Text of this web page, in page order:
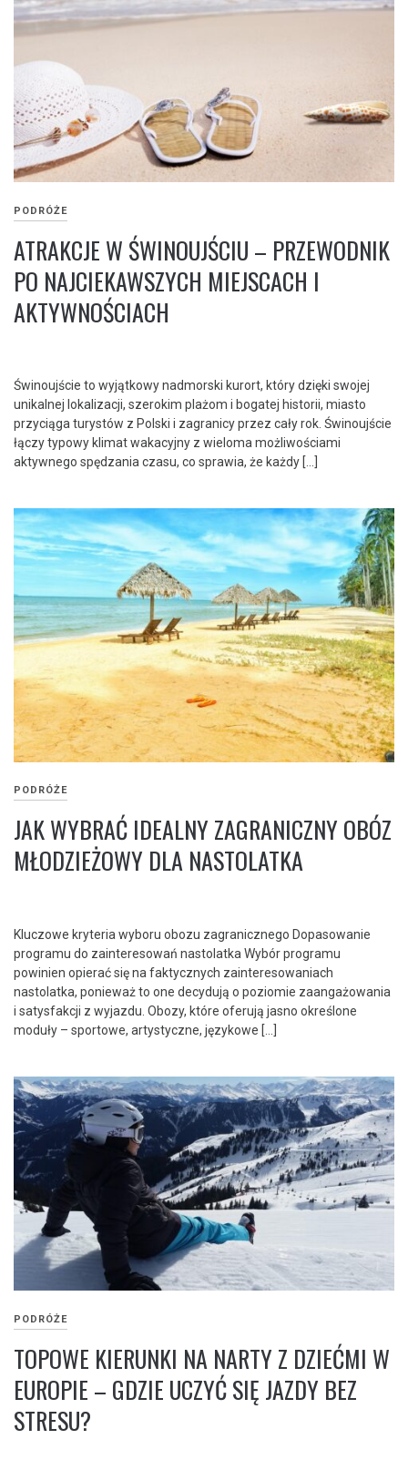
PODRÓŻE
ATRAKCJE W ŚWINOUJŚCIU – PRZEWODNIK
PO NAJCIEKAWSZYCH MIEJSCACH I
AKTYWNOŚCIACH
Świnoujście to wyjątkowy nadmorski kurort, który dzięki swojej
unikalnej lokalizacji, szerokim plażom i bogatej historii, miasto
przyciąga turystów z Polski i zagranicy przez cały rok. Świnoujście
łączy typowy klimat wakacyjny z wieloma możliwościami
aktywnego spędzania czasu, co sprawia, że każdy […]
PODRÓŻE
JAK WYBRAĆ IDEALNY ZAGRANICZNY OBÓZ
MŁODZIEŻOWY DLA NASTOLATKA
Kluczowe kryteria wyboru obozu zagranicznego Dopasowanie
programu do zainteresowań nastolatka Wybór programu
powinien opierać się na faktycznych zainteresowaniach
nastolatka, ponieważ to one decydują o poziomie zaangażowania
i satysfakcji z wyjazdu. Obozy, które oferują jasno określone
moduły – sportowe, artystyczne, językowe […]
PODRÓŻE
TOPOWE KIERUNKI NA NARTY Z DZIEĆMI W
EUROPIE – GDZIE UCZYĆ SIĘ JAZDY BEZ
STRESU?